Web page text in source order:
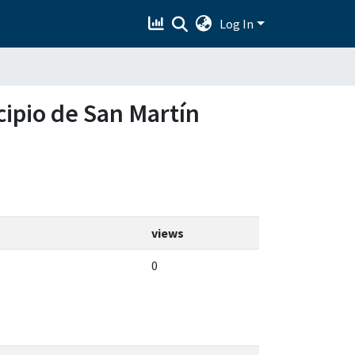
Log In
de San Martín
views
0